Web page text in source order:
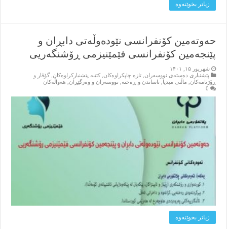
زیاتر بخوێنه‌وه‌
حەوتەمین کۆنفرانسی نێودەوڵەتی دابڕان و
پێنجەمین کۆنفرانسی فێمێنیزمی ڕۆشنگەریی
شهریور ۱۵, ۱۴۰۱
پێشنیاری ده‌سته‌ی نووسه‌ران,تازه‌ چاپکراوه‌کان,کتێبه‌ پێشنیارکراوه‌کان,گۆڤار و
ڕۆژنامه‌کان, ماڵتی میدیا, ناساندن و ڕه‌خنه‌, نووسه‌ران و وه‌رگێڕان, هه‌واڵه‌کان
0
زیاتر بخوێنه‌وه‌